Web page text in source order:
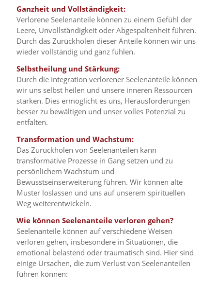
Ganzheit und Vollständigkeit:
Verlorene Seelenanteile können zu einem Gefühl der
Leere, Unvollständigkeit oder Abgespaltenheit führen.
Durch das Zurückholen dieser Anteile können wir uns
wieder vollständig und ganz fühlen.
Selbstheilung und Stärkung:
Durch die Integration verlorener Seelenanteile können
wir uns selbst heilen und unsere inneren Ressourcen
stärken. Dies ermöglicht es uns, Herausforderungen
besser zu bewältigen und unser volles Potenzial zu
entfalten.
Transformation und Wachstum:
Das Zurückholen von Seelenanteilen kann
transformative Prozesse in Gang setzen und zu
persönlichem Wachstum und
Bewusstseinserweiterung führen. Wir können alte
Muster loslassen und uns auf unserem spirituellen
Weg weiterentwickeln.
Wie können Seelenanteile verloren gehen?
Seelenanteile können auf verschiedene Weisen
verloren gehen, insbesondere in Situationen, die
emotional belastend oder traumatisch sind. Hier sind
einige Ursachen, die zum Verlust von Seelenanteilen
führen können: